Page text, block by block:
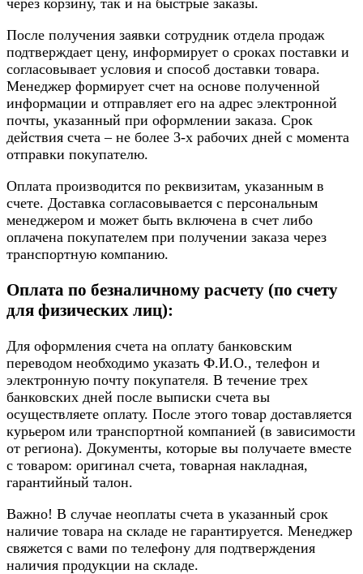
После получения заявки сотрудник отдела продаж
подтверждает цену, информирует о сроках поставки и
согласовывает условия и способ доставки товара.
Менеджер формирует счет на основе полученной
информации и отправляет его на адрес электронной
почты, указанный при оформлении заказа. Срок
действия счета – не более 3-х рабочих дней с момента
отправки покупателю.
Оплата производится по реквизитам, указанным в
счете. Доставка согласовывается с персональным
менеджером и может быть включена в счет либо
оплачена покупателем при получении заказа через
транспортную компанию.
Оплата по безналичному расчету (по счету
для физических лиц):
Для оформления счета на оплату банковским
переводом необходимо указать Ф.И.О., телефон и
электронную почту покупателя. В течение трех
банковских дней после выписки счета вы
осуществляете оплату. После этого товар доставляется
курьером или транспортной компанией (в зависимости
от региона). Документы, которые вы получаете вместе
с товаром: оригинал счета, товарная накладная,
гарантийный талон.
Важно! В случае неоплаты счета в указанный срок
наличие товара на складе не гарантируется. Менеджер
свяжется с вами по телефону для подтверждения
наличия продукции на складе.